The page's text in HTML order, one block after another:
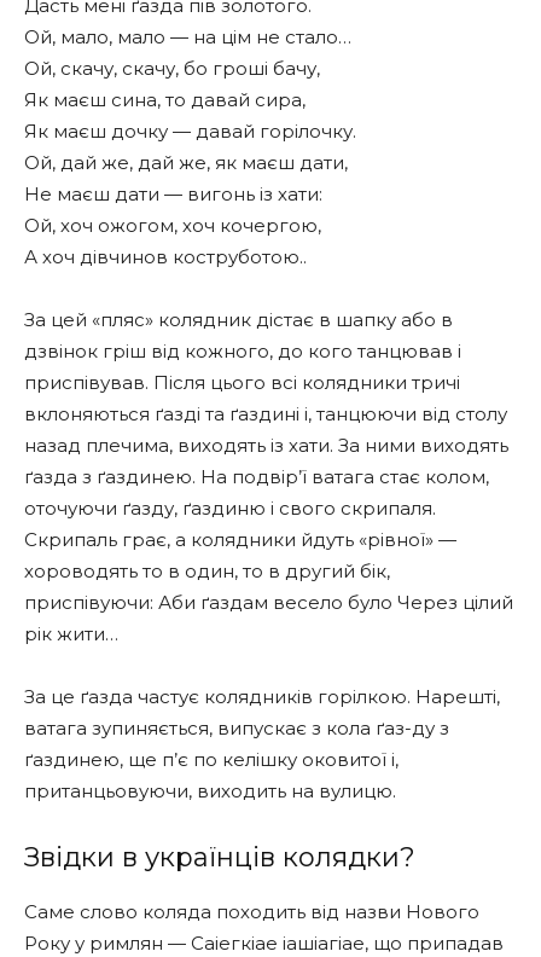
Дасть мені ґазда пів золотого.
Ой, мало, мало — на цім не стало…
Ой, скачу, скачу, бо гроші бачу,
Як маєш сина, то давай сира,
Як маєш дочку — давай горілочку.
Ой, дай же, дай же, як маєш дати,
Не маєш дати — вигонь із хати:
Ой, хоч ожогом, хоч кочергою,
А хоч дівчинов коструботою..
За цей «пляс» колядник дістає в шапку або в
дзвінок гріш від кожного, до кого танцював і
приспівував. Після цього всі колядники тричі
вклоняються ґазді та ґаздині і, танцюючи від столу
назад плечима, виходять із хати. За ними виходять
ґазда з ґаздинею. На подвір’ї ватага стає колом,
оточуючи ґазду, ґаздиню і свого скрипаля.
Скрипаль грає, а колядники йдуть «рівної» —
хороводять то в один, то в другий бік,
приспівуючи: Аби ґаздам весело було Через цілий
рік жити…
За це ґазда частує колядників горілкою. Нарешті,
ватага зупиняється, випускає з кола ґаз-ду з
ґаздинею, ще п’є по келішку оковитої і,
пританцьовуючи, виходить на вулицю.
Звідки в українців колядки?
Саме слово коляда походить від назви Нового
Року у римлян — Саіегкіае іашіагіае, що припадав